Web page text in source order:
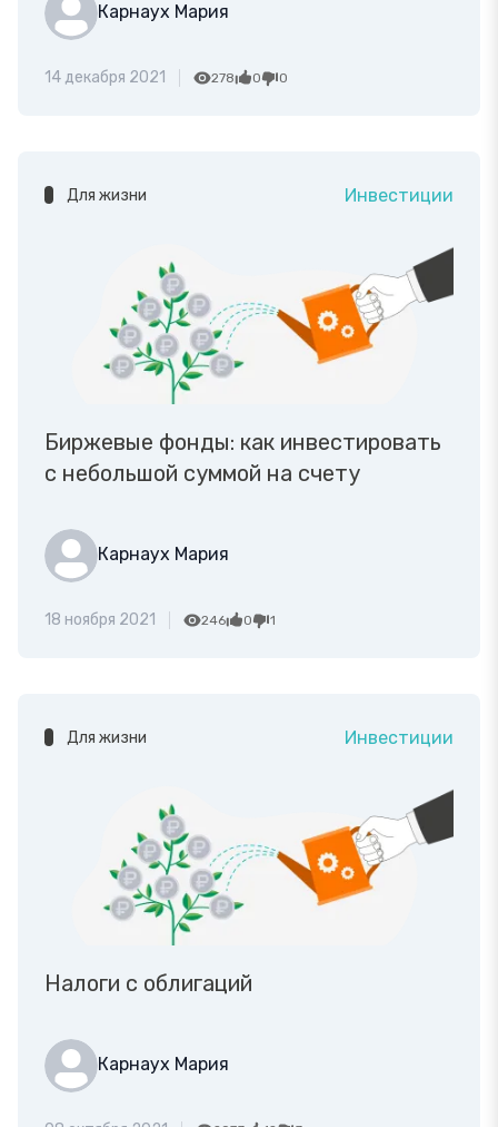
Карнаух Мария
14 декабря 2021 278 0 0
Для жизни Инвестиции
Биржевые фонды: как инвестировать
с небольшой суммой на счету
Карнаух Мария
18 ноября 2021 246 0 1
Для жизни Инвестиции
Налоги с облигаций
Карнаух Мария